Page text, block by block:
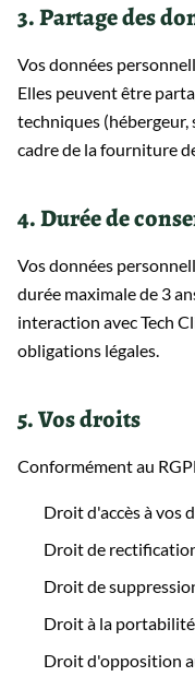
3. Partage des
Vos données
Elles peuvent être
techniques
cadre de la fourniture
4. Durée de
Vos données
durée maximale de 3
interaction avec Tech
obligations légales.
5. Vos droits
Conformément au
Droit d'accès à vos
Droit de
Droit de
Droit à la portabilité
Droit d'opposition